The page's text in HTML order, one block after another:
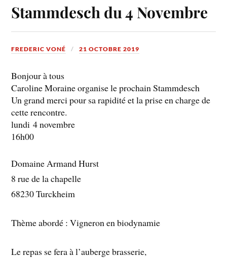
Stammdesch du 4 Novembre
FREDERIC VONÉ 21 OCTOBRE 2019
Bonjour à tous
Caroline Moraine organise le prochain Stammdesch
Un grand merci pour sa rapidité et la prise en charge de
cette rencontre.
lundi 4 novembre
16h00
Domaine Armand Hurst
8 rue de la chapelle
68230 Turckheim
Thème abordé : Vigneron en biodynamie
Le repas se fera à l’auberge brasserie,